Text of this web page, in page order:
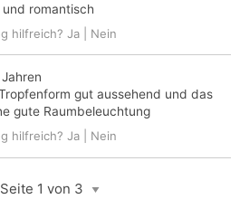
romantisch
hilfreich? Ja Nein
gut aussehend und das
gute Raumbeleuchtung
hilfreich? Ja Nein